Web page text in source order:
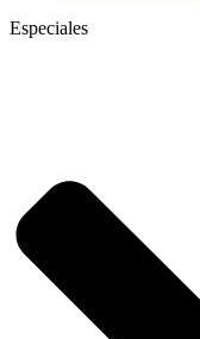
Especiales